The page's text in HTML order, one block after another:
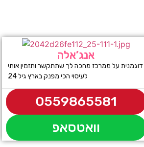
אנג’אלה
דוגמנית על ממרכז מחכה לך שתתקשר ותזמין אותי
לעיסוי הכי מפנק בארץ גיל 24
0559865581
וואטסאפ